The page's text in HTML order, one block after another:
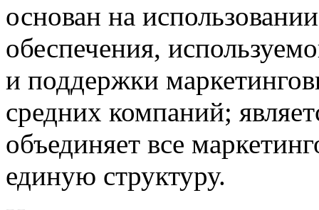
основан на
обеспечения,
и под­держки
средних компаний;
объединяет все
единую структуру.